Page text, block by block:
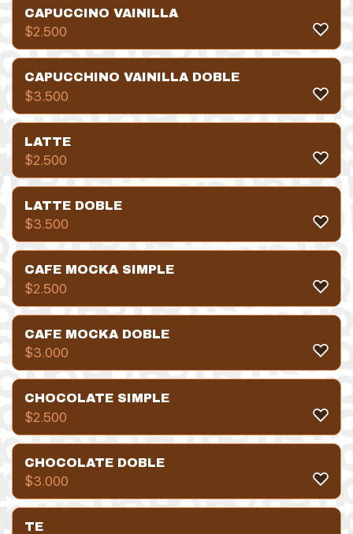
CAPUCCINO VAINILLA
$2.500
CAPUCCHINO VAINILLA DOBLE
$3.500
LATTE
$2.500
LATTE DOBLE
$3.500
CAFE MOCKA SIMPLE
$2.500
CAFE MOCKA DOBLE
$3.000
CHOCOLATE SIMPLE
$2.500
CHOCOLATE DOBLE
$3.000
TE